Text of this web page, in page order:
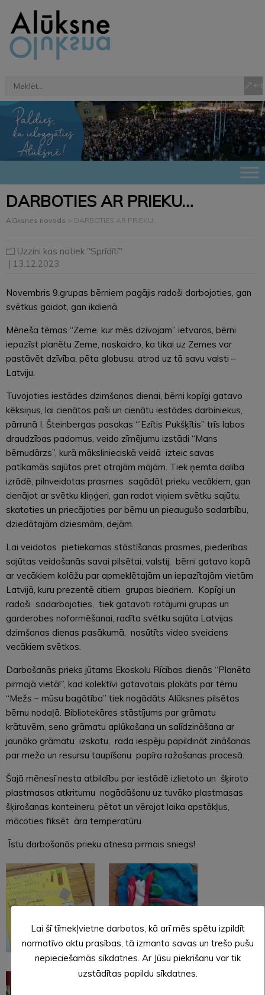
DARBOTIES AR PRIEKU…
Alūksnes novads > DARBOTIES AR PRIEKU…
Uzzini kas notiek "Sprīdītī"
| 13.12.2023
Novembris 9.grupas bērniem pagājis radoši darbojoties, gan
svētkus gaidot, gan ikdienā.
Mēneša tēmas “Zeme, kur mēs dzīvojam” ietvaros, bērni
iepazīst planētu Zeme, noskaidro, ka tikai uz Zemes var
pastāvēt dzīvība, pēta globusu, atrod uz tā savu valsti –
Latviju.
Tuvojoties iestādes dzimšanas dienai, bērni kopīgi gatavo
kēksiņus, lai cienātos paši un cienātu iestādes darbiniekus,
pārrunā I. Šteinbergas pasakas “’Ezītis Pukšķītis” trīs labos
draudzības padomus, veido zīmējumu izstādi “Mans
bērnudārzs”, kurā mākslinieciskā veidā izteic savas
patīkamās sajūtas pret otrajām mājām. Tiek ņemta dalība
izrādē, pilnveidotas prasmes sagādāt prieku vecākiem, gan
cienājot ar svētku kliņģeri, gan radot viņiem svētku sajūtu,
skatoties un priecājoties par bērnu un pieaugušo sadarbību,
dziedātajām dziesmām, dejām.
Lai veidotos pietiekamas stāstīšanas prasmes, piederības
sajūtas veidošanās savai pilsētai, valstij, bērni gatavo kopā
ar vecākiem kolāžu par apmeklētajām un iepazītajām vietām
Latvijā, kuru prezentē citiem grupas biedriem. Kopīgi un
radoši sadarbojoties, tiek gatavoti rotājumi grupas un
garderobes noformēšanai, radīta svētku sajūta Latvijas
dzimšanas dienas pasākumā, nosūtīts video sveiciens
vecākiem svētkos.
Darbošanās prieks jūtams Ekoskolu Rīcības dienās “Planēta
pirmajā vietā!”, kad kolektīvi gatavotais plakāts par tēmu
“Mežs – mūsu bagātība” tiek nogādāts Alūksnes pilsētas
bērnu nodaļā. Bibliotekāres stāstījums par grāmatu
krātuvēm, seno grāmatu aplūkošana un salīdzināšana ar
jaunāko grāmatu izskatu, rada iespēju papildināt zināšanas
par meža un resursu taupīšanu papīra ražošanas procesā.
Šajā mēnesī nesta atbildību par iestādē izlietoto un šķiroto
plastmasas atkritumu nogādāšanu uz tuvāko plastmasas
šķirošanas konteineru, pētot un vērojot laika apstākļus,
mācoties fiksēt āra temperatūru.
Īstu darbošanās prieku atnesa pirmais sniegs!
Lai šī tīmekļvietne darbotos, kā arī mēs spētu izpildīt
normatīvo aktu prasības, tā izmanto savas un trešo pušu
nepieciešamās sīkdatnes. Ar Jūsu piekrišanu var tik
uzstādītas papildu sīkdatnes.